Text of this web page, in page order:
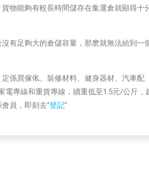
物能夠有較長時間儲存在集運倉就顯得十
有足夠大的倉儲容量，那麽就無法給到一
係買傢俬、裝修材料、健身器材、汽車配
電專線和重貨專線，續重低至1.5元/公斤，
員，即刻去“登記”